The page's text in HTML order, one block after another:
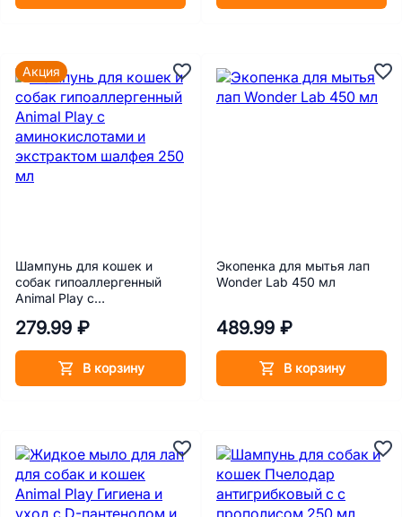
Шампунь для кошек и
собак гипоаллергенный
Animal Play с
экстрактом шалфея 250
279.99 ₽
В корзину
Акция
Экопенка для мытья лап
Wonder Lab 450 мл
489.99 ₽
В корзину